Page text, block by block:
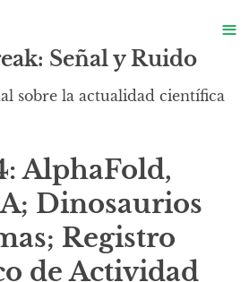
Señal y Ruido
sobre la actualidad científica
AlphaFold,
Dinosaurios
Registro
de Actividad
≡